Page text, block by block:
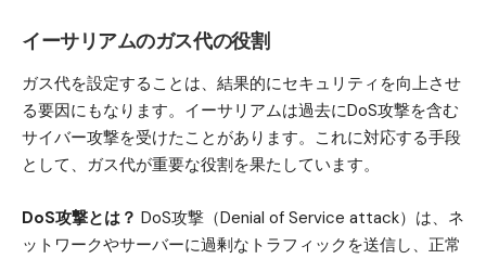
イーサリアムのガス代の役割
ガス代を設定することは、結果的にセキュリティを向上させ
る要因にもなります。イーサリアムは過去にDoS攻撃を含む
サイバー攻撃を受けたことがあります。これに対応する手段
として、ガス代が重要な役割を果たしています。
DoS攻撃とは？ DoS攻撃（Denial of Service attack）は、ネ
ットワークやサーバーに過剰なトラフィックを送信し、正常